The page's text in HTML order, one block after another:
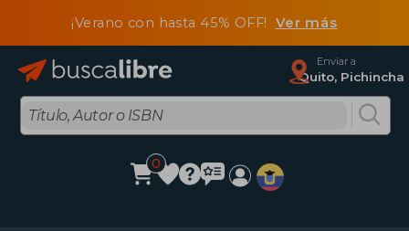
¡Verano con hasta 45% OFF! Ver más
Enviar a
Quito, Pichincha
0